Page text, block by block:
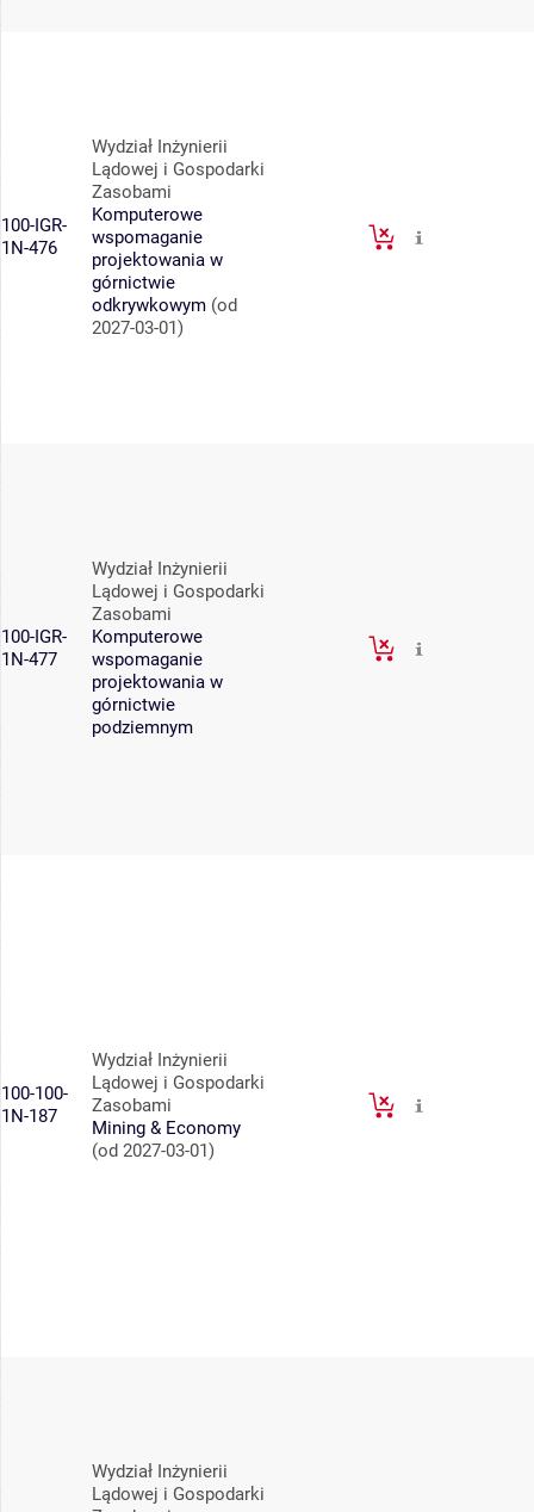
100-IGR-
1N-476
Wydział Inżynierii
Lądowej i Gospodarki
Zasobami
Komputerowe
wspomaganie
projektowania w
górnictwie
odkrywkowym (od
2027-03-01)
100-IGR-
1N-477
Wydział Inżynierii
Lądowej i Gospodarki
Zasobami
Komputerowe
wspomaganie
projektowania w
górnictwie
podziemnym
100-100-
1N-187
Wydział Inżynierii
Lądowej i Gospodarki
Zasobami
Mining & Economy
(od 2027-03-01)
Wydział Inżynierii
Lądowej i Gospodarki